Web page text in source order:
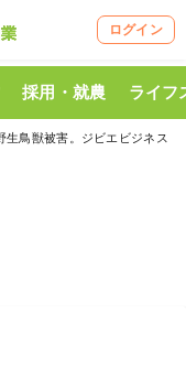
ログイン
採用・就農 ライフ
生鳥獣被害。ジビエビジネス